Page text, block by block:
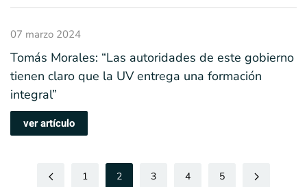
07 marzo 2024
Tomás Morales: “Las autoridades de este gobierno
tienen claro que la UV entrega una formación
integral”
ver artículo
1 2 3 4 5